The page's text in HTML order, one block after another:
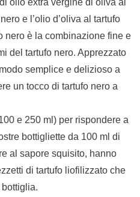
olio extra vergine di oliva al
e l’olio d’oliva al tartufo
nero è la combinazione fine e
del tartufo nero. Apprezzato
semplice e delizioso a
un tocco di tartufo nero a
e 250 ml) per rispondere a
bottigliette da 100 ml di
al sapore squisito, hanno
di tartufo liofilizzato che